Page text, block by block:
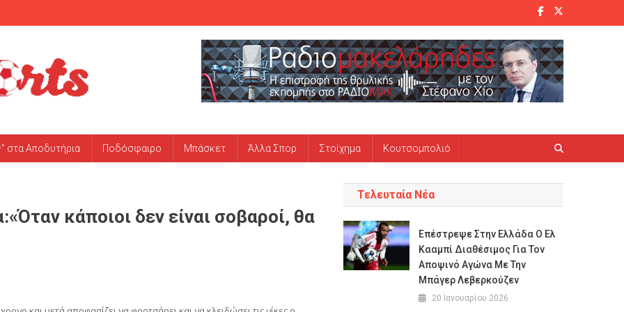
στα Αποδυτήρια Ποδόσφαιρο Μπάσκετ Άλλα Σπορ Στοίχημα Κουτσομπολιό
κάποιοι δεν είναι σοβαροί, θα
Τελευταία Νέα
Επέστρεψε Στην Ελλάδα Ο Ελ
Κααμπί Διαθέσιμος Για Τον
Αποψινό Αγώνα Με Την
Μπάγερ Λεβερκούζεν
20 Ιανουαρίου 2026